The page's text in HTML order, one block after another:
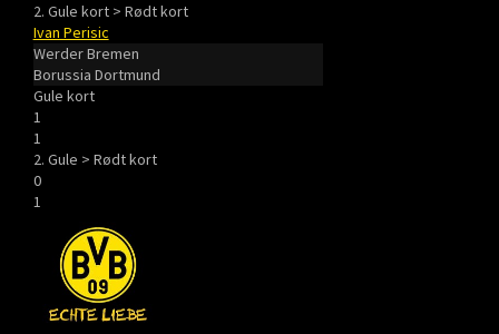
2. Gule kort > Rødt kort
Ivan Perisic
Werder Bremen
Borussia Dortmund
Gule kort
1
1
2. Gule > Rødt kort
0
1